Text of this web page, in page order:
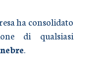
ha consolidato
di qualsiasi
.